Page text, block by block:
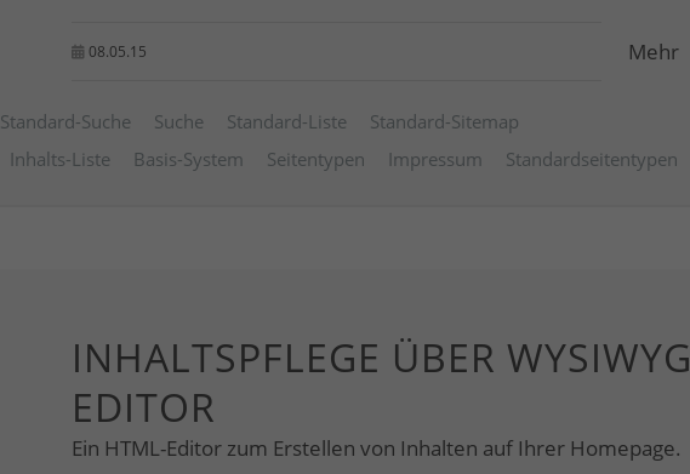
08.05.15 Mehr
Standard-Suche Suche Standard-Liste
Standard-Sitemap
Inhalts-Liste Basis-System Seitentypen Impressum Standardseitentypen
INHALTSPFLEGE ÜBER WYSIWYG
EDITOR
Ein HTML-Editor zum Erstellen von Inhalten auf Ihrer Homepage.